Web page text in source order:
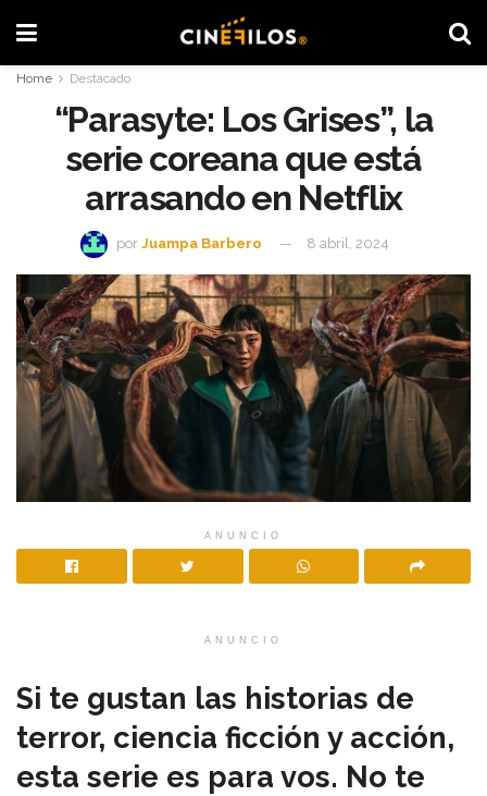
Home Destacado
“Parasyte: Los Grises”, la
serie coreana que está
arrasando en Netflix
por Juampa Barbero 8 abril, 2024
ANUNCIO
ANUNCIO
Si te gustan las historias de
terror, ciencia ficción y acción,
esta serie es para vos. No te